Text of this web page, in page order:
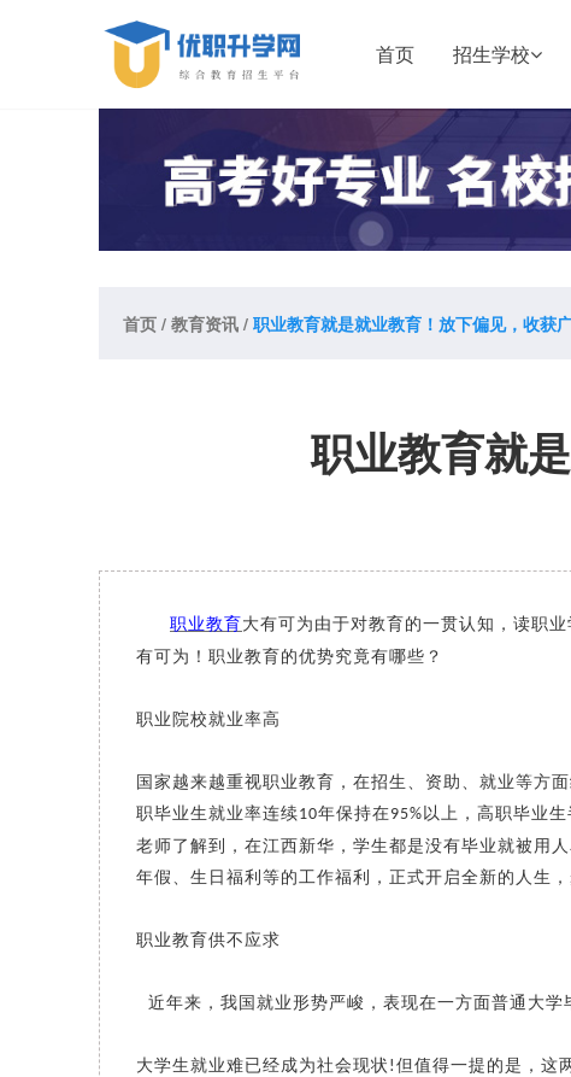
首页 招生学校
首页 / 教育资讯 / 职业教育就是就业教育！放下偏见，收获
职业教育就
职业教育 大有可为由于对教育的一贯认知，读职
有可为！职业教育的优势究竟有哪些？
职业院校就业率高
国家越来越重视职业教育，在招生、资助、就业等方
职毕业生就业率连续10年保持在95% 以上，高职毕业
老师了解到，在江西新华，学生都是没有毕业就被用
年假、生日福利等的工作福利，正式开启全新的人生，
职业教育供不应求
近年来，我国就业形势严峻，表现在一方面普通大
大学生就业难已经成为社会现状 ! 但值得一提的是，这